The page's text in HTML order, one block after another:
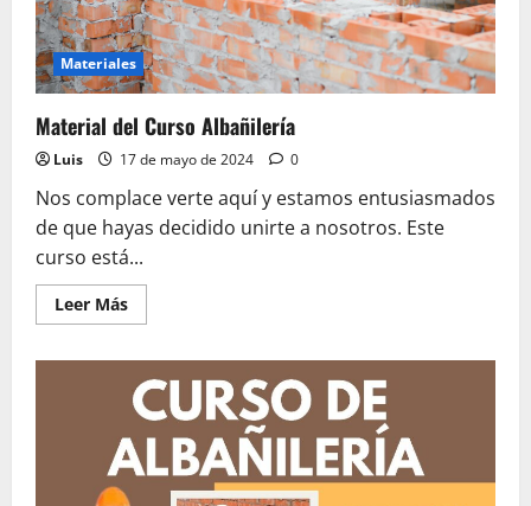
Materiales
Material del Curso Albañilería
Luis 17 de mayo de 2024 0
Nos complace verte aquí y estamos entusiasmados
de que hayas decidido unirte a nosotros. Este
curso está...
Leer MásLeer
más
del
Curso
Albañilería